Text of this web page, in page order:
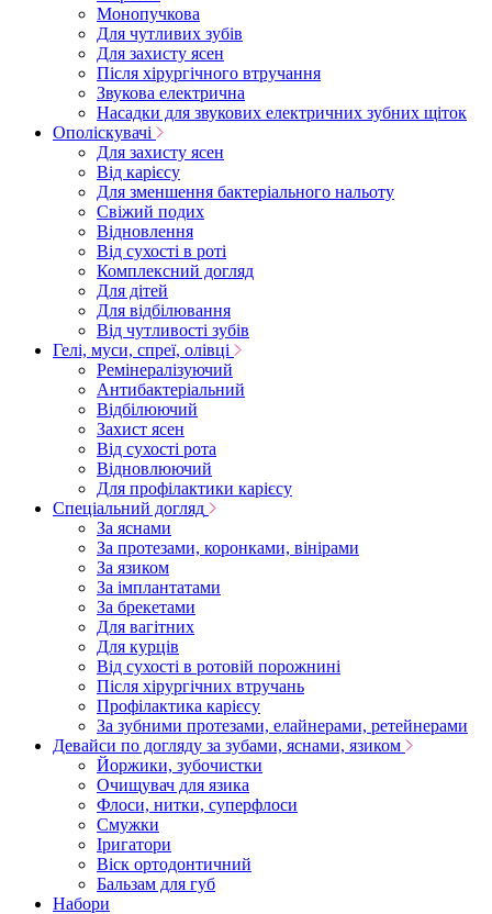
Монопучкова
Для чутливих зубів
Для захисту ясен
Після хірургічного втручання
Звукова електрична
Насадки для звукових електричних зубних щіток
Ополіскувачі
Для захисту ясен
Від карієсу
Для зменшення бактеріального нальоту
Свіжий подих
Відновлення
Від сухості в роті
Комплексний догляд
Для дітей
Для відбілювання
Від чутливості зубів
Гелі, муси, спреї, олівці
Ремінералізуючий
Антибактеріальний
Відбілюючий
Захист ясен
Від сухості рота
Відновлюючий
Для профілактики карієсу
Спеціальний догляд
За яснами
За протезами, коронками, вінірами
За язиком
За імплантатами
За брекетами
Для вагітних
Для курців
Від сухості в ротовій порожнині
Після хірургічних втручань
Профілактика карієсу
За зубними протезами, елайнерами, ретейнерами
Девайси по догляду за зубами, яснами, язиком
Йоржики, зубочистки
Очищувач для язика
Флоси, нитки, суперфлоси
Смужки
Іригатори
Віск ортодонтичний
Бальзам для губ
Набори